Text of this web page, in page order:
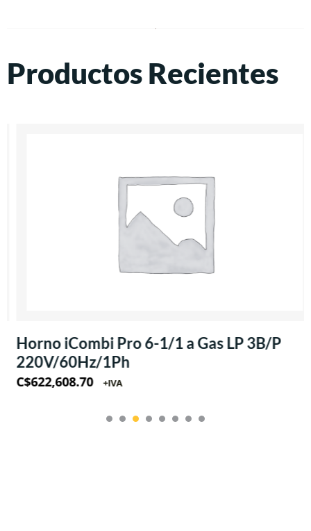
Productos Recientes
Horno iCombi Pro 6-1/1 a Gas LP 3B/P
220V/60Hz/1Ph
C$622,608.70 +IVA